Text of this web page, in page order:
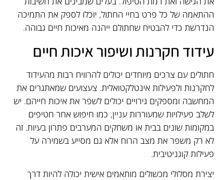
ההתאמה של כל פרט בחיי החתול, יוכלו לספק את התמיכה
הנדרשת כדי להבטיח שחתולם ייהנה מאיכות חיים גבוהה.
עידוד חקרנות ושיפור איכות חיים
חתולים עם צרכים מיוחדים יכולים להרוויח רבות מהעידוד
לחקרנות ולפעילות אינטלקטואלית. צעצועים שמאתגרים את
המחשבה ומספקים גירויים יכולים לשפר את איכות חייהם. יש
לשלב פעילויות שמעוררות עניין, כמו חיפוש אחר חטיפים
במקומות שונים בבית או משחקים המערבים פתרון בעיות. זה
לא רק משפר את מצב הרוח אלא גם מסייע בשמירה על
פעילות קוגניטיבית.
יצירת מסלולי מכשולים מותאמים אישית יכולה להיות דרך